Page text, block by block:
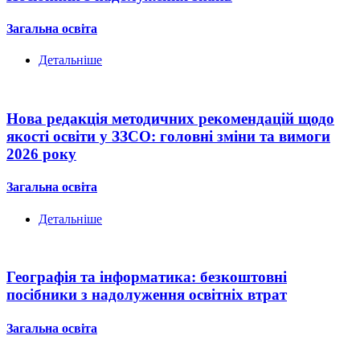
Загальна освіта
Детальніше
Нова редакція методичних рекомендацій щодо
якості освіти у ЗЗСО: головні зміни та вимоги
2026 року
Загальна освіта
Детальніше
Географія та інформатика: безкоштовні
посібники з надолуження освітніх втрат
Загальна освіта